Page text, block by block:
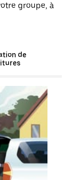
groupe, à
de